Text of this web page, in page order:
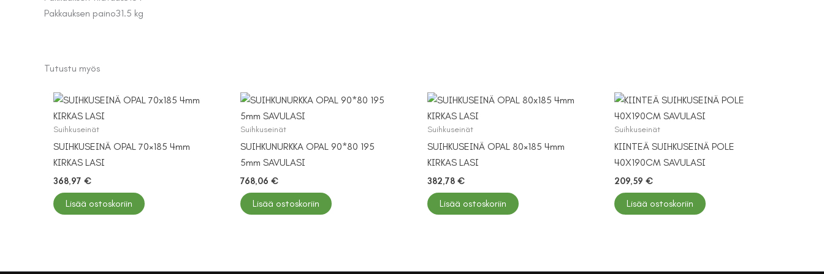
Pakkauksen paino31.5 kg
Tutustu myös
Suihkuseinät
SUIHKUSEINÄ OPAL 70×185 4mm
KIRKAS LASI
368,97 €
Lisää ostoskoriin
Suihkuseinät
SUIHKUNURKKA OPAL 90*80 195
5mm SAVULASI
768,06 €
Lisää ostoskoriin
Suihkuseinät
SUIHKUSEINÄ OPAL 80×185 4mm
KIRKAS LASI
382,78 €
Lisää ostoskoriin
Suihkuseinät
KIINTEÄ SUIHKUSEINÄ POLE
40X190CM SAVULASI
209,59 €
Lisää ostoskoriin